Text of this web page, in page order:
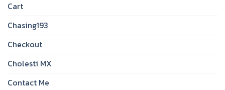
Cart
Chasing193
Checkout
Cholesti MX
Contact Me